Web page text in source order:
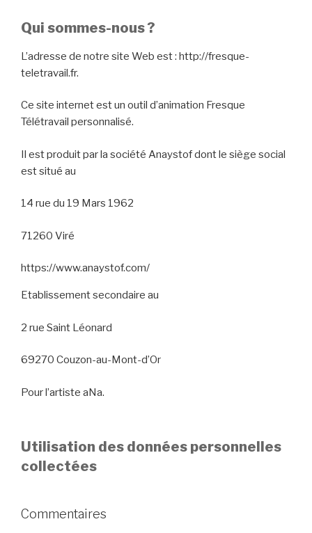
Qui sommes-nous ?
L’adresse de notre site Web est : http://fresque-
teletravail.fr.
Ce site internet est un outil d’animation Fresque
Télétravail personnalisé.
Il est produit par la société Anaystof dont le siège social
est situé au
14 rue du 19 Mars 1962
71260 Viré
https://www.anaystof.com/
Etablissement secondaire au
2 rue Saint Léonard
69270 Couzon-au-Mont-d’Or
Pour l’artiste aNa.
Utilisation des données personnelles
collectées
Commentaires